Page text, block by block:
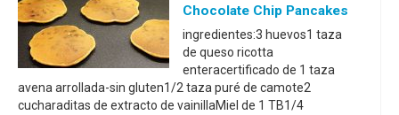
Chocolate Chip Pancakes
ingredientes:3 huevos1 taza
de queso ricotta
enteracertificado de 1 taza
avena arrollada-sin gluten1/2 taza puré de camote2
cucharaditas de extracto de vainillaMiel de 1 TB1/4